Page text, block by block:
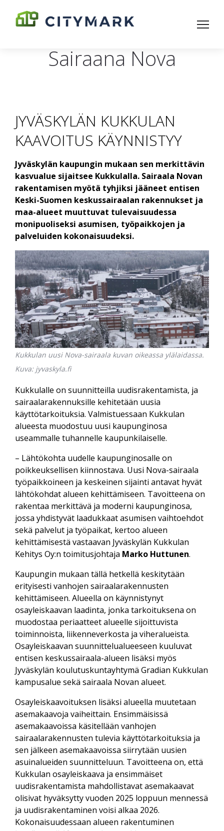
Sairaana Nova
JYVÄSKYLÄN KUKKULAN
KAAVOITUS KÄYNNISTYY
Jyväskylän kaupungin mukaan sen merkittävin
kasvualue sijaitsee Kukkulalla. Sairaala Novan
rakentamisen myötä tyhjiksi jääneet entisen
Keski-Suomen keskussairaalan rakennukset ja
maa-alueet muuttuvat tulevaisuudessa
monipuoliseksi asumisen, työpaikkojen ja
palveluiden kokonaisuudeksi.
Kukkulan uusi Nova-sairaala kuvan oikeassa ylälaidassa.
Kuva: jyvaskyla.fi
Kukkulalle on suunnitteilla uudisrakentamista, ja
sairaalarakennuksille kehitetään uusia
käyttötarkoituksia. Valmistuessaan Kukkulan
alueesta muodostuu uusi kaupunginosa
useammalle tuhannelle kaupunkilaiselle.
– Lähtökohta uudelle kaupunginosalle on
poikkeuksellisen kiinnostava. Uusi Nova-sairaala
työpaikkoineen ja keskeinen sijainti antavat hyvät
lähtökohdat alueen kehittämiseen. Tavoitteena on
rakentaa merkittävä ja moderni kaupunginosa,
jossa yhdistyvät laadukkaat asumisen vaihtoehdot
sekä palvelut ja työpaikat, kertoo alueen
kehittämisestä vastaavan Jyväskylän Kukkulan
Kehitys Oy:n toimitusjohtaja Marko Huttunen.
Kaupungin mukaan tällä hetkellä keskitytään
erityisesti vanhojen sairaalarakennusten
kehittämiseen. Alueella on käynnistynyt
osayleiskaavan laadinta, jonka tarkoituksena on
muodostaa periaatteet alueelle sijoittuvista
toiminnoista, liikenneverkosta ja viheralueista.
Osayleiskaavan suunnittelualueeseen kuuluvat
entisen keskussairaala-alueen lisäksi myös
Jyväskylän koulutuskuntayhtymä Gradian Kukkulan
kampusalue sekä sairaala Novan alueet.
Osayleiskaavoituksen lisäksi alueella muutetaan
asemakaavoja vaiheittain. Ensimmäisissä
asemakaavoissa käsitellään vanhojen
sairaalarakennusten tulevia käyttötarkoituksia ja
sen jälkeen asemakaavoissa siirrytään uusien
asuinalueiden suunnitteluun. Tavoitteena on, että
Kukkulan osayleiskaava ja ensimmäiset
uudisrakentamista mahdollistavat asemakaavat
olisivat hyväksytty vuoden 2025 loppuun mennessä
ja uudisrakentaminen voisi alkaa 2026.
Kokonaisuudessaan alueen rakentuminen